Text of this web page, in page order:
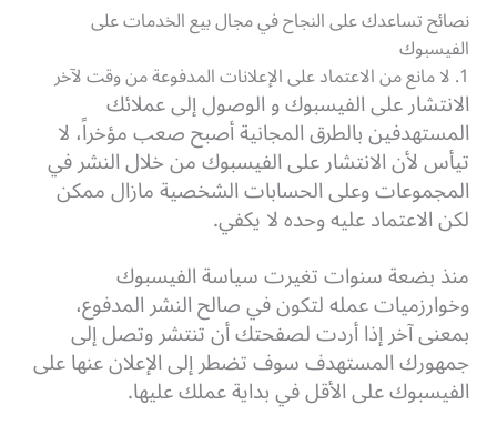
نصائح تساعدك على النجاح في مجال بيع الخدمات على
الفيسبوك
1. لا مانع من الاعتماد على الإعلانات المدفوعة من وقت لآخر
الانتشار على الفيسبوك و الوصول إلى عملائك
المستهدفين بالطرق المجانية أصبح صعب مؤخراً، لا
تيأس لأن الانتشار على الفيسبوك من خلال النشر في
المجموعات وعلى الحسابات الشخصية مازال ممكن
لكن الاعتماد عليه وحده لا يكفي.
منذ بضعة سنوات تغيرت سياسة الفيسبوك
وخوارزميات عمله لتكون في صالح النشر المدفوع،
بمعنى آخر إذا أردت لصفحتك أن تنتشر وتصل إلى
جمهورك المستهدف سوف تضطر إلى الإعلان عنها على
الفيسبوك على الأقل في بداية عملك عليها.